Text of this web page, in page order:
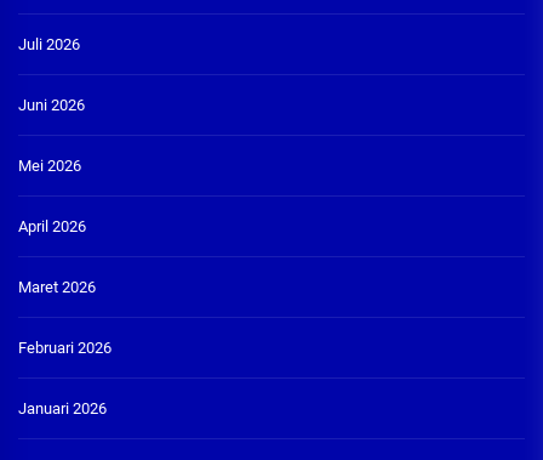
Juli 2026
Juni 2026
Mei 2026
April 2026
Maret 2026
Februari 2026
Januari 2026